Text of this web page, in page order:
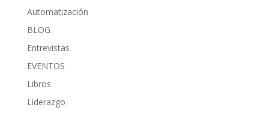
Automatización
BLOG
Entrevistas
EVENTOS
Libros
Liderazgo